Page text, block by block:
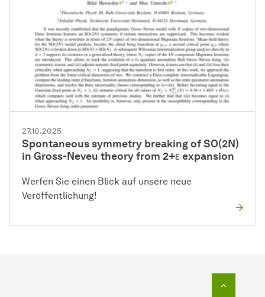
27.10.2025
Spontaneous symmetry breaking of SO(2N)
in Gross-Neveu theory from 2+ε expansion
Werfen Sie einen Blick auf unsere neue
Veröffentlichung!